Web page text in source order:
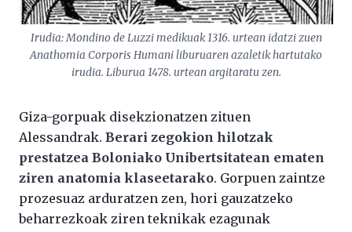
Irudia: Mondino de Luzzi medikuak 1316. urtean idatzi zuen
Anathomia Corporis Humani liburuaren azaletik hartutako
irudia. Liburua 1478. urtean argitaratu zen.
Giza-gorpuak disekzionatzen zituen
Alessandrak. Berari zegokion hilotzak
prestatzea Boloniako Unibertsitatean ematen
ziren anatomia klaseetarako. Gorpuen zaintze
prozesuaz arduratzen zen, hori gauzatzeko
beharrezkoak ziren teknikak ezagunak